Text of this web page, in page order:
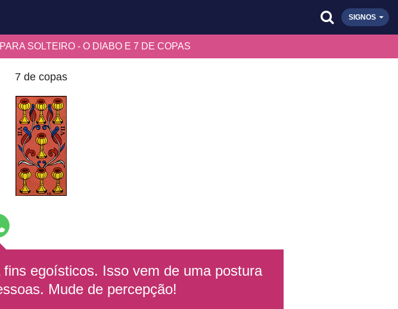
SIGNOS
SOLTEIRO - O DIABO E 7 DE COPAS
7 de copas
egoísticos. Isso vem de uma postura
Mude de percepção!